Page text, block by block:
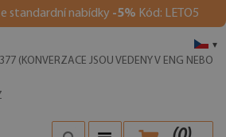
standardní nabídky -5% Kód: LETO5
▾
(KONVERZACE JSOU VEDENY V ENG NEBO